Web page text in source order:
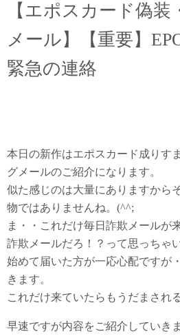
【エポスカード偽
メール】【重要】
緊急の連絡
本日の新作はエポスカード成りす
グメールのご紹介になります。
似た感じのは大量にありますから
物ではありませんね。(^^;
ま・・これだけ毎日詐欺メールが
詐欺メールだろ！？って思っちゃ
始めて届いた方が一応心配ですが
きます。
これだけ来ていたらもうだまされ
早速ですが内容をご紹介していき